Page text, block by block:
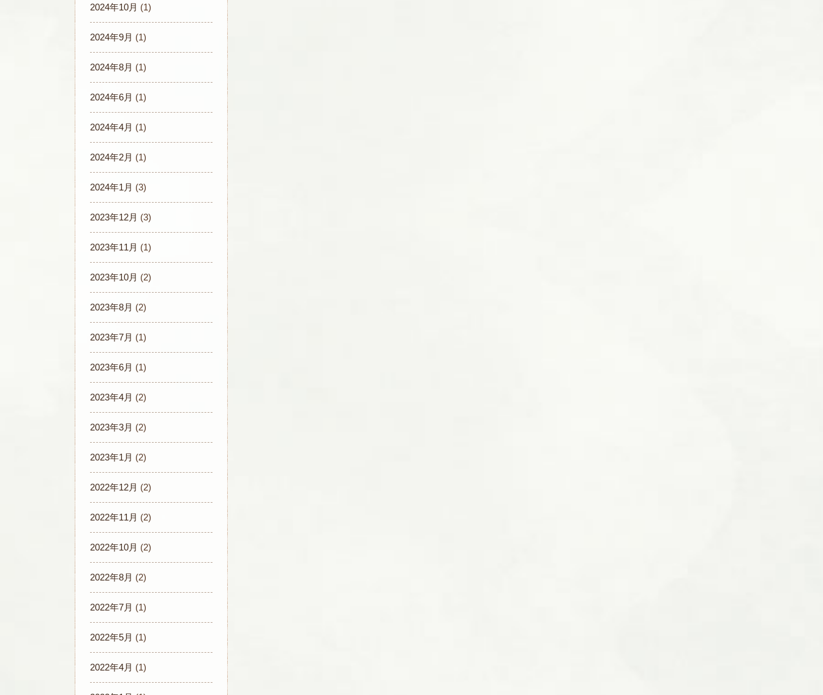
2024年10月 (1)
2024年9月 (1)
2024年8月 (1)
2024年6月 (1)
2024年4月 (1)
2024年2月 (1)
2024年1月 (3)
2023年12月 (3)
2023年11月 (1)
2023年10月 (2)
2023年8月 (2)
2023年7月 (1)
2023年6月 (1)
2023年4月 (2)
2023年3月 (2)
2023年1月 (2)
2022年12月 (2)
2022年11月 (2)
2022年10月 (2)
2022年8月 (2)
2022年7月 (1)
2022年5月 (1)
2022年4月 (1)